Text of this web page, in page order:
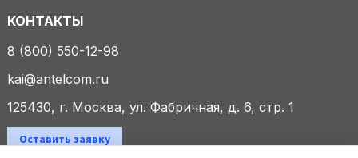
КОНТАКТЫ
8 (800) 550-12-98
kai@antelcom.ru
125430, г. Москва, ул. Фабричная, д. 6, стр. 1
Оставить заявку